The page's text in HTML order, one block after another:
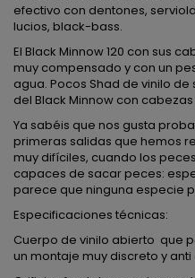
efectivo con dentones,
lucios, black-bass.
El Black Minnow 120 con sus
muy compensado y con un
agua. Pocos Shad de vinilo
del Black Minnow con
Ya sabéis que nos gusta
primeras salidas que hemos
muy difíciles, cuando los
capaces de sacar peces:
parece que ninguna especie
Especificaciones técnicas:
Cuerpo de vinilo abierto que
un montaje muy discreto y